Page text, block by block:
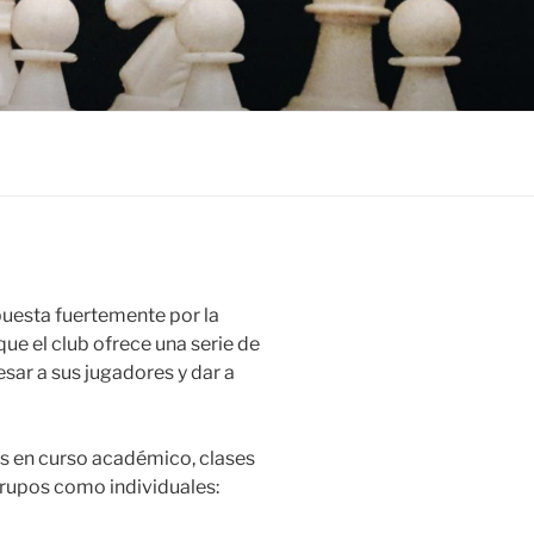
fuertemente por la
el club ofrece una serie de
a sus jugadores y dar a
en curso académico, clases
como individuales: